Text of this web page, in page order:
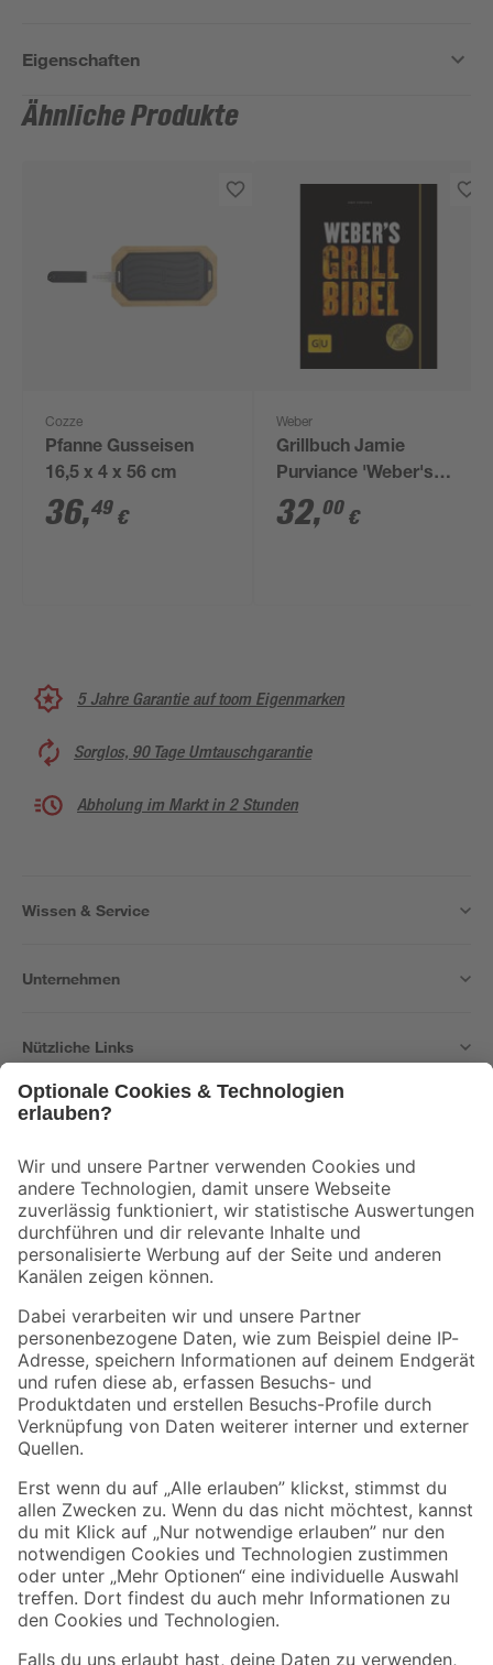
Eigenschaften
Ähnliche Produkte
Cozze
Pfanne Gusseisen
16,5 x 4 x 56 cm
36,49 €
Weber
Grillbuch Jamie
Purviance 'Weber's
Grillbibel'
32,00 €
5 Jahre Garantie auf toom Eigenmarken
Sorglos, 90 Tage Umtauschgarantie
Abholung im Markt in 2 Stunden
Wissen & Service
Unternehmen
Nützliche Links
Der toom Newsletter: Keine Angebote und Aktionen mehr verpassen!
Zur Newsletter Anmeldung
Folge uns
Zahlungsarten Versandarten
Sicher einkaufen
Jetzt die toom-App herunterladen